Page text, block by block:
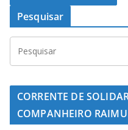
Pesquisar
CORRENTE DE
COMPANHEIRO